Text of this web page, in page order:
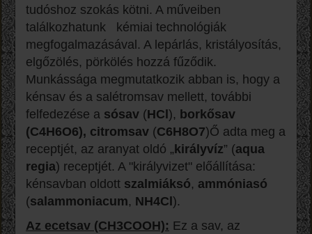
tudóshoz szokás kötni. A műveiben
találkozhatunk kémiai technológiák
megfogalmazásával. A lepárlás, kristályosítás,
elgőzölés, pörkölés hozzá fűződik.
Munkássága megmutatkozik abban is, hogy a
kénsav és a salétromsav mellett, további
felfedezése a sósav (HCl), borkősav
(C4H6O6), citromsav (C6H8O7)Ő adta meg a
receptjét, az aranyat oldó „királyvíz” (aqua
regia) receptjét. A "királyvizet" előállítása:
kénsavban oldott szalmiáksó, ammóniasó
(salammoniacum, NH4Cl).
Az ecetsav (CH3COOH): Ez a sav, az